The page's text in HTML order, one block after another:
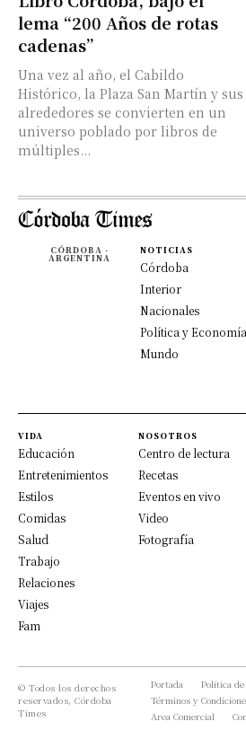
lema “200 Años de rotas
cadenas”
Una vez al año, el Cabildo
Histórico, la Plaza San Martín y sus
alrededores se convierten en un
universo poblado por libros de
múltiples...
CÓRDOBA -
ARGENTINA
NOTICIAS
Córdoba
Interior
Nacionales
Política y Economía
Mundo
VIDA
Educación
Entretenimientos
Estilos
Comidas
Salud
Trabajo
Relaciones
Viajes
Fam
NOSOTROS
Centro de lectura
Recetas
Eventos en vivo
Video
Fotografía
© Todos los derechos
reservados, Córdoba
Times
Portada
Política
Términos y
Area Comercial